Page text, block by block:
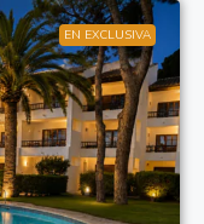
EN EXCLUSIVA